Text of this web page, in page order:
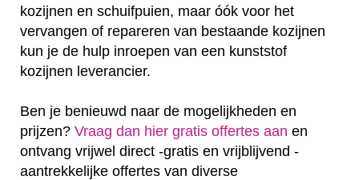
kozijnen en schuifpuien, maar óók voor het
vervangen of repareren van bestaande kozijnen
kun je de hulp inroepen van een kunststof
kozijnen leverancier.
Ben je benieuwd naar de mogelijkheden en
prijzen? Vraag dan hier gratis offertes aan en
ontvang vrijwel direct -gratis en vrijblijvend -
aantrekkelijke offertes van diverse